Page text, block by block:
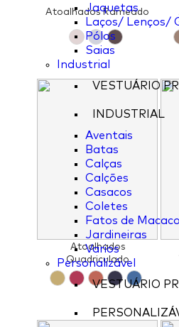
Jaquetas
Laços/ Lenços/
Pólos
Saias
Industrial
VESTUÁRIO
INDUSTRIAL
Aventais
Batas
Calças
Calções
Casacos
Coletes
Fatos de Macaco
Jardineiras
Varios
Personalizável
VESTUÁRIO
Atoalhados Rameado
Atoalhados
Quadriculado